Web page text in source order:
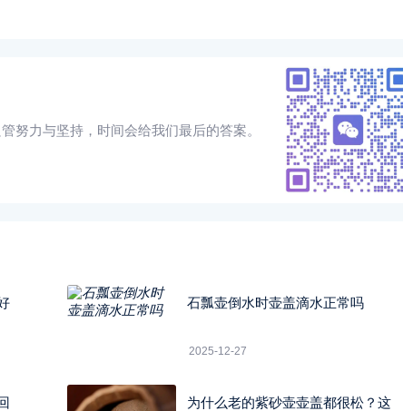
努力与坚持，时间会给我们最后的答案。
石瓢壶倒水时壶盖滴水正常吗
2025-12-27
为什么老的紫砂壶壶盖都很松？这